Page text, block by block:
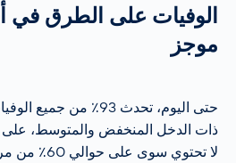
الوفيات على الطرق في
موجز
حتى اليوم، تحدث 93٪
ذات الدخل المنخفض والمتوسط، على
لا تحتوي سوى